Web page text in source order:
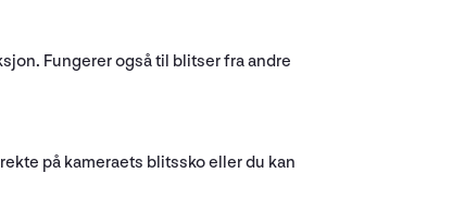
Fungerer også til blitser fra andre
på kameraets blitssko eller du kan